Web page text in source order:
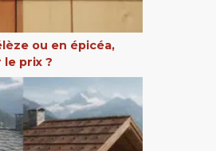
ou en épicéa,
prix ?